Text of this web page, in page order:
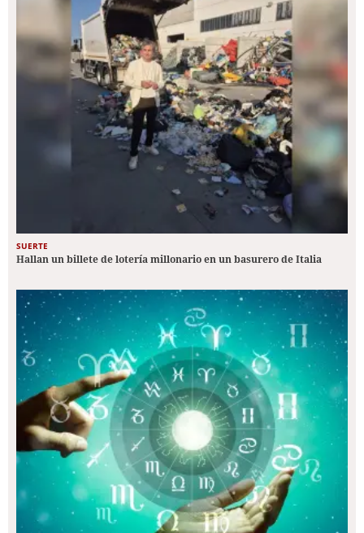
SUERTE
Hallan un billete de lotería millonario en un basurero de Italia